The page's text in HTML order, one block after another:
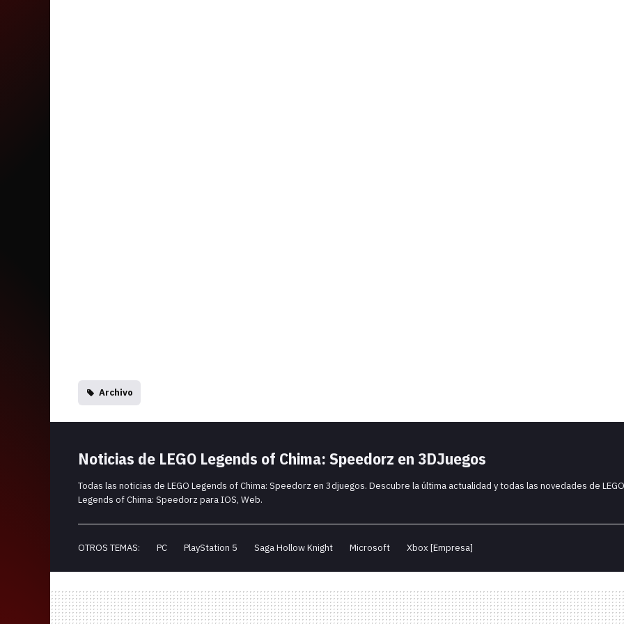
Archivo
Noticias de LEGO Legends of Chima: Speedorz en 3DJuegos
Todas las noticias de LEGO Legends of Chima: Speedorz en 3djuegos. Descubre la última actualidad y todas las novedades de LEGO
Legends of Chima: Speedorz para IOS, Web.
OTROS TEMAS: PC PlayStation 5 Saga Hollow Knight Microsoft Xbox [Empresa]